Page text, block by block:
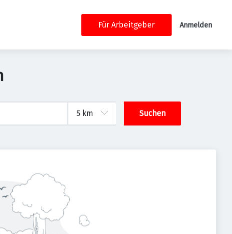
Für Arbeitgeber Anmelden
Suchen